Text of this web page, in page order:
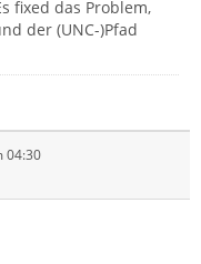
fixed das Problem,
der (UNC-)Pfad
04:30